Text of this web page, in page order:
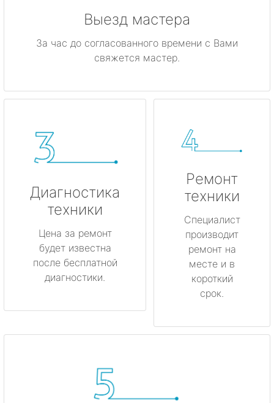
Выезд мастера
За час до согласованного времени с Вами
свяжется мастер.
Диагностика
техники
Цена за ремонт
будет известна
после бесплатной
диагностики.
Ремонт
техники
Специалист
производит
ремонт на
месте и в
короткий
срок.